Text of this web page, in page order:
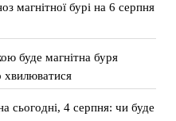
магнітної бурі на 6 серпня
буде магнітна буря
хвилюватися
сьогодні, 4 серпня: чи буде